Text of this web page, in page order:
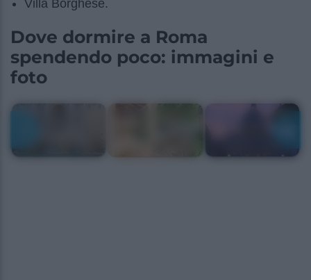
Villa Borghese.
Dove dormire a Roma
spendendo poco: immagini e
foto